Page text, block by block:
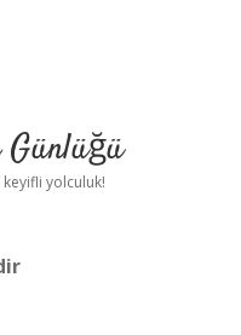
Günlüğü
yolculuk!